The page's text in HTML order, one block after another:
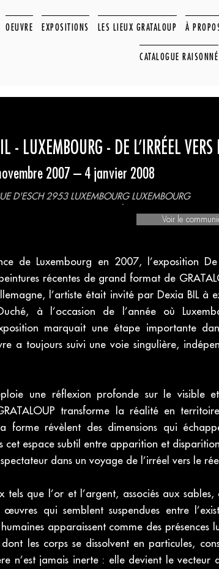
OEUVRE EXPOSITIONS LES LIEUX GRATALOUP À
CATALOGUE RAISONNÉ
- LUXEMBOURG - DE L’IRRÉEL VERS
2007 – 4 janvier 2008
D'ESCH 2953 LUXEMBOURG LUXEMBOURG
de Luxembourg en 2007, l’exposition
récentes de grand format de
l’artiste était invité par Dexia BIL à
à l’occasion de l’année où
marquait une étape importante
a toujours suivi une voie singulière,
une réflexion profonde sur le visible
transforme la réalité en
révèlent des dimensions qui
cet espace subtil entre apparition et
dans un voyage de l’irréel vers le
tels que l’or et l’argent, associés aux
qui semblent suspendues entre
apparaissent comme des présences
les corps se dissolvent en particules,
n’est jamais inerte : elle devient le vecteur
Voir le